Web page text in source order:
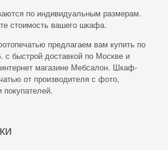
по индивидуальным размерам.
стоимость вашего шкафа.
предлагаем вам купить по
с быстрой доставкой по Москве и
магазине Мебсалон. Шкаф-
от производителя с фото,
покупателей.